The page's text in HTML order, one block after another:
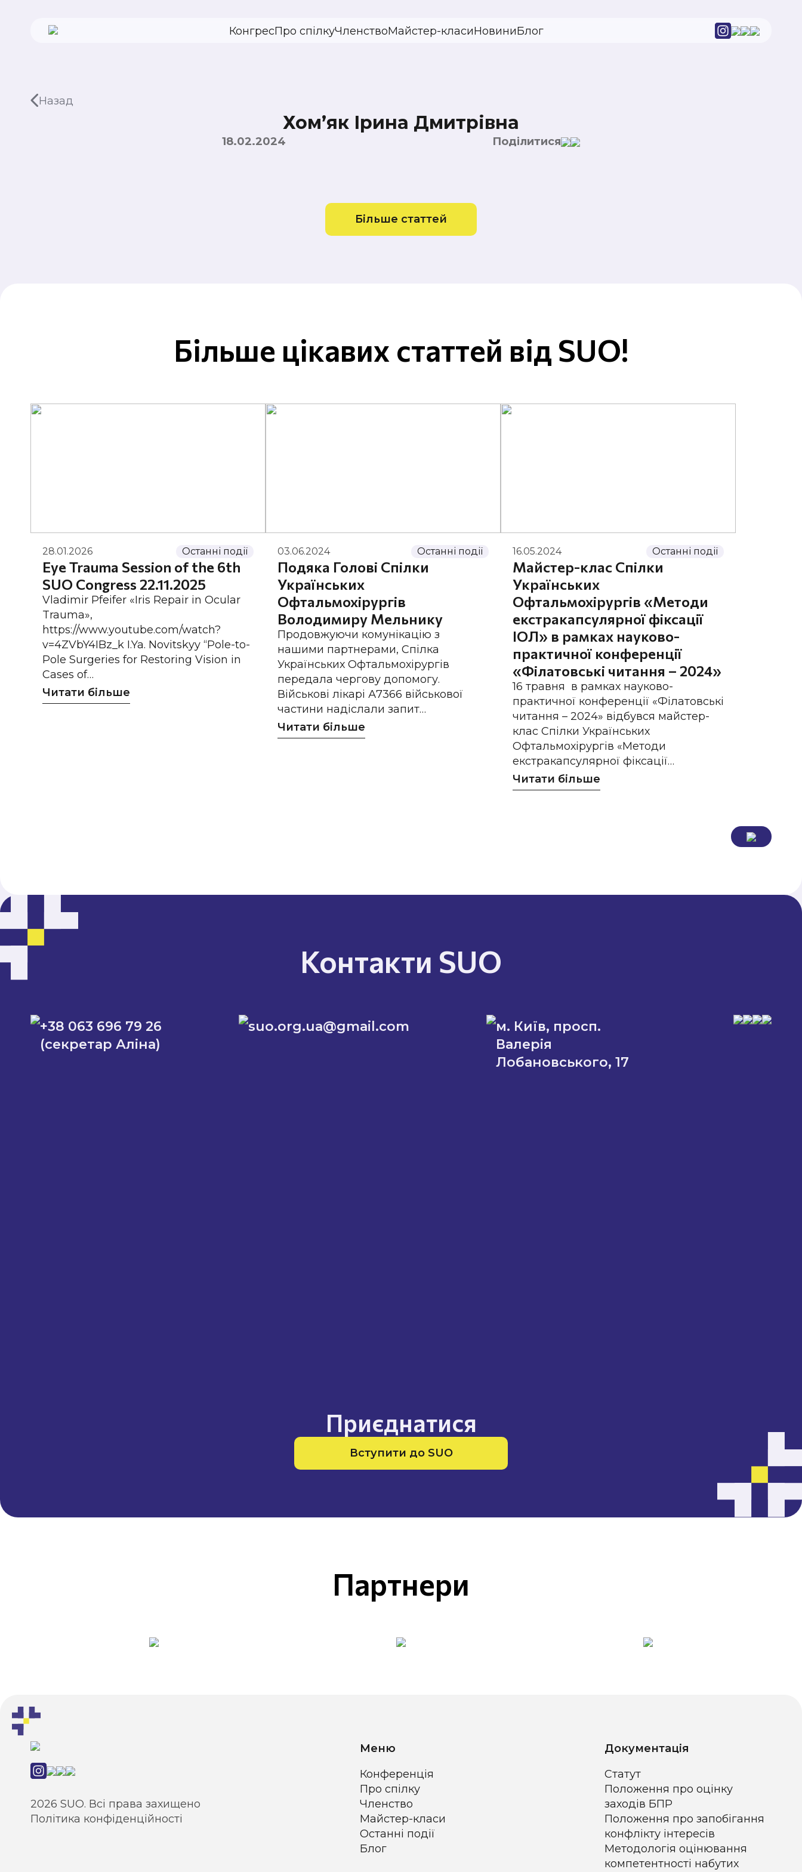
КонгресПро спілкуЧленствоМайстер-класиНовиниБлог
Назад
Хомʼяк Ірина Дмитрівна
18.02.2024 Поділитися
Більше статтей
Більше цікавих статтей від SUO!
28.01.2026 Останні події
Eye Trauma Session of the 6th
SUO Congress 22.11.2025
Vladimir Pfeifer «Iris Repair in Ocular
Trauma»,
https://www.youtube.com/watch?
v=4ZVbY4IBz_k I.Ya. Novitskyy “Pole-to-
Pole Surgeries for Restoring Vision in
Cases of…
Читати більше
03.06.2024 Останні події
Подяка Голові Спілки
Українських
Офтальмохірургів
Володимиру Мельнику
Продовжуючи комунікацію з
нашими партнерами, Спілка
Українських Офтальмохірургів
передала чергову допомогу.
Військові лікарі А7366 військової
частини надіслали запит…
Читати більше
16.05.2024 Останні події
Майстер-клас Спілки
Українських
Офтальмохірургів «Методи
екстракапсулярної фіксації
ІОЛ» в рамках науково-
практичної конференції
«Філатовські читання – 2024»
16 травня в рамках науково-
практичної конференції «Філатовські
читання – 2024» відбувся майстер-
клас Спілки Українських
Офтальмохірургів «Методи
екстракапсулярної фіксації…
Читати більше
Контакти SUO
+38 063 696 79 26
(секретар Аліна)
suo.org.ua@gmail.com
м. Київ, просп.
Валерія
Лобановського, 17
Приєднатися
Вступити до SUO
Партнери
2026 SUO. Всі права захищено
Політика конфіденційності
Меню
Конференція
Про спілку
Членство
Майстер-класи
Останні події
Блог
Документація
Статут
Положення про оцінку
заходів БПР
Положення про запобігання
конфлікту інтересів
Методологія оцінювання
компетентності набутих